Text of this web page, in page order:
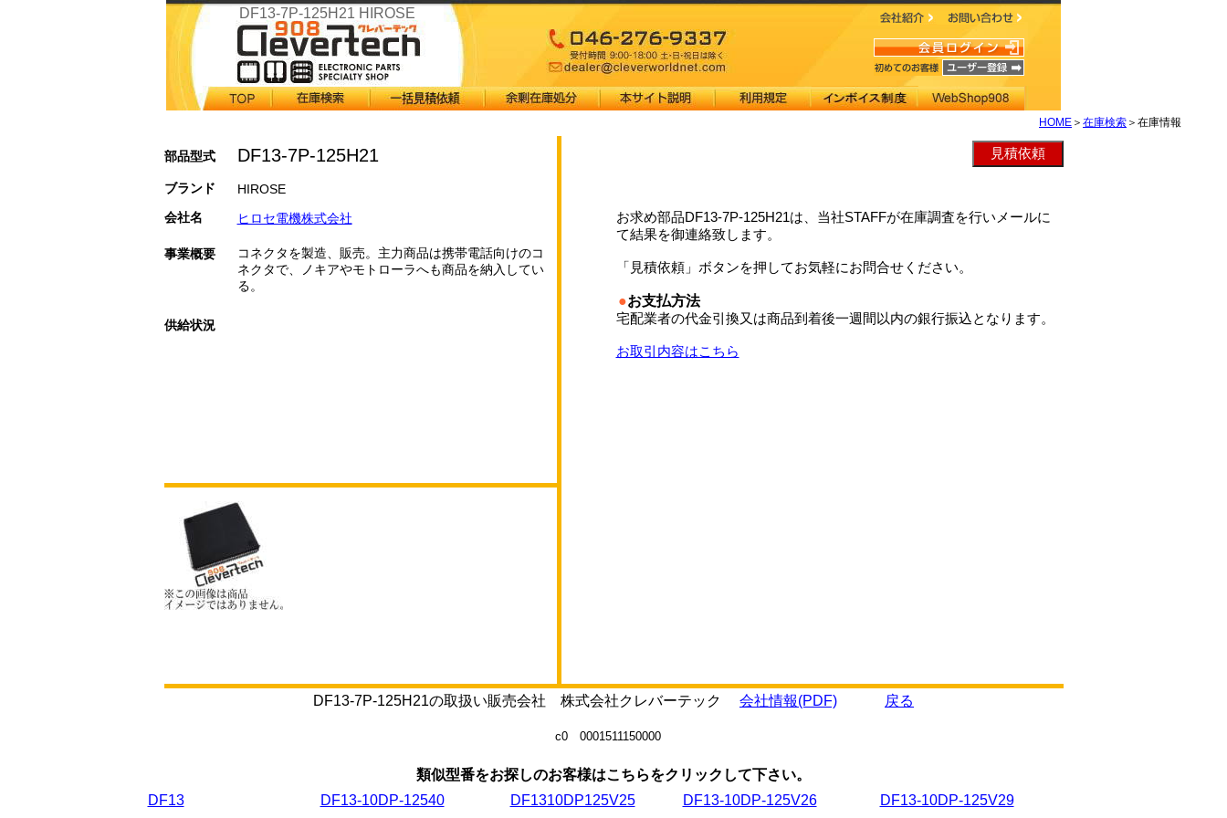
DF13-7P-125H21 HIROSE
HOME ＞ 在庫検索 ＞在庫情報
部品型式 DF13-7P-125H21
ブランド
HIROSE
会社名
ヒロセ電機株式会社
事業概要
コネクタを製造、販売。主力商品は携帯電話向けのコ
ネクタで、ノキアやモトローラへも商品を納入してい
る。
供給状況
お求め部品DF13-7P-125H21は、当社STAFFが在庫調査を行いメールに
て結果を御連絡致します。
「見積依頼」ボタンを押してお気軽にお問合せください。
●お支払方法
宅配業者の代金引換又は商品到着後一週間以内の銀行振込となります。
お取引内容はこちら
DF13-7P-125H21の取扱い販売会社 株式会社クレバーテック 会社情報(PDF) 戻る
c0 0001511150000
類似型番をお探しのお客様はこちらをクリックして下さい。
DF13
DF13-10DP-12540 DF1310DP125V25 DF13-10DP-125V26 DF13-10DP-125V29